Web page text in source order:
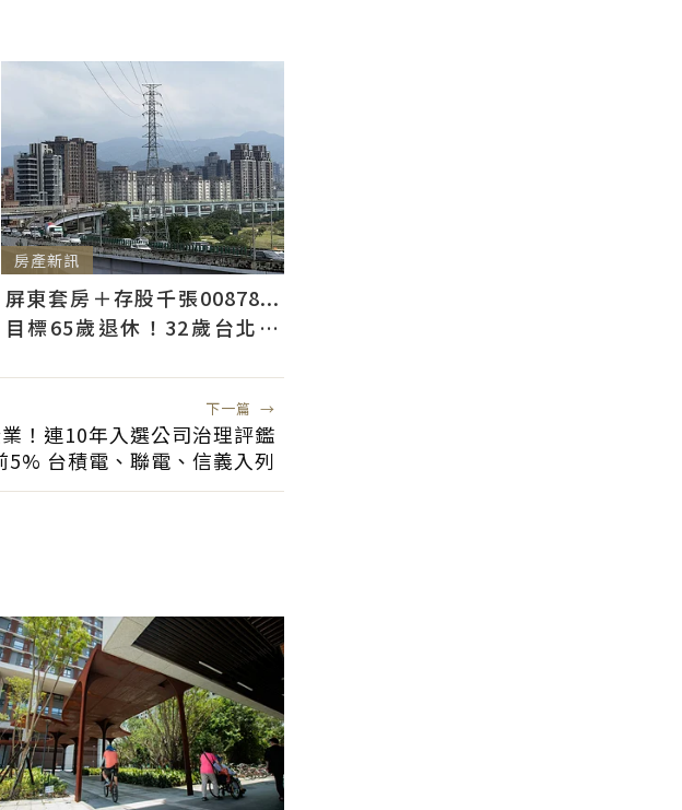
房產新訊
屏東套房＋存股千張00878...
目標65歲退休！32歲台北人
下一篇 →
！連10年入選公司治理評鑑
5% 台積電、聯電、信義入列